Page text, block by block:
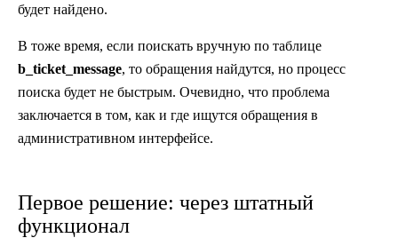
будет найдено.
В тоже время, если поискать вручную по таблице
b_ticket_message, то обращения найдутся, но процесс
поиска будет не быстрым. Очевидно, что проблема
заключается в том, как и где ищутся обращения в
административном интерфейсе.
Первое решение: через штатный
функционал